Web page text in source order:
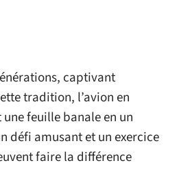
captivant
tradition, l’avion en
feuille banale en un
défi amusant et un exercice
faire la différence